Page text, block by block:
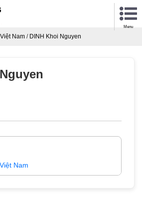
Menu
Việt Nam / DINH Khoi Nguyen
Việt Nam